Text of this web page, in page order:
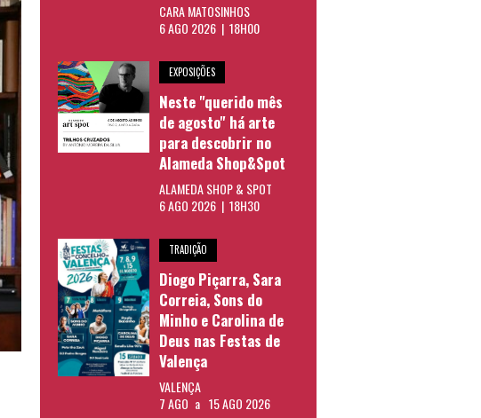
CARA MATOSINHOS
6 AGO 2026 | 18H00
EXPOSIÇÕES
Neste "querido mês
de agosto" há arte
para descobrir no
Alameda Shop&Spot
ALAMEDA SHOP & SPOT
6 AGO 2026 | 18H30
TRADIÇÃO
Diogo Piçarra, Sara
Correia, Sons do
Minho e Carolina de
Deus nas Festas de
Valença
VALENÇA
7 AGO a 15 AGO 2026